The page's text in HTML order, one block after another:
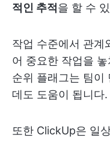
적인 추적을 할 수
작업 수준에서 관계
어 중요한 작업을
순위 플래그는 팀이
데도 도움이 됩니다.
또한 ClickUp은 일